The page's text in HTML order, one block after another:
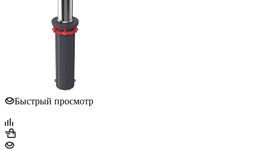
Быстрый просмотр